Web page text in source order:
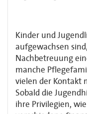
Kinder und
aufgewachsen
Nachbetreuung
manche
vielen der Kontakt
Sobald die
ihre Privilegien,